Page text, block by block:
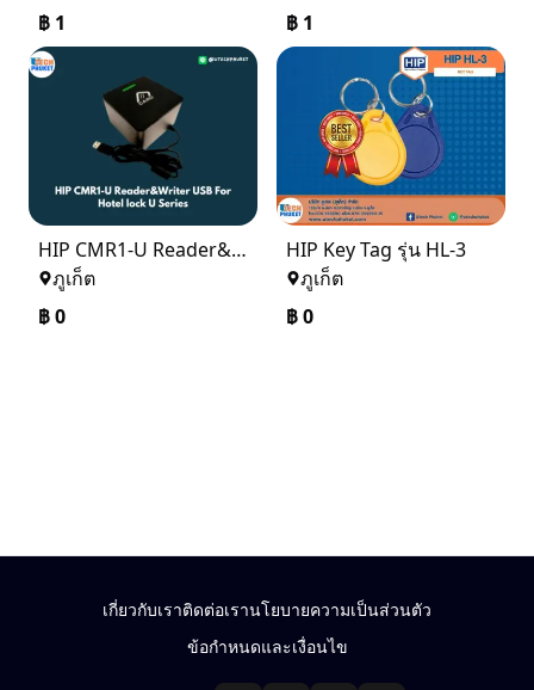
฿ 1
฿ 1
HIP CMR1-U Reader&Writer USB For Hotel lock U Series
ภูเก็ต
฿0
HIP Key Tag รุ่น HL-3
ภูเก็ต
฿0
เกี่ยวกับเราติดต่อเรานโยบายความเป็นส่วนตัว
ข้อกำหนดและเงื่อนไข